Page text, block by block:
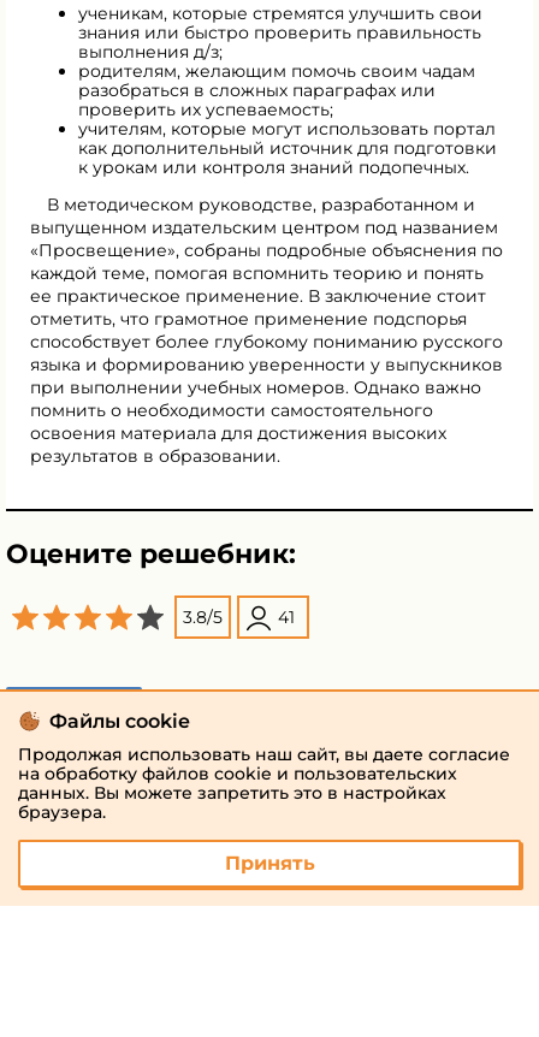
ученикам, которые стремятся улучшить свои
знания или быстро проверить правильность
выполнения д/з;
родителям, желающим помочь своим чадам
разобраться в сложных параграфах или
проверить их успеваемость;
учителям, которые могут использовать портал
как дополнительный источник для подготовки
к урокам или контроля знаний подопечных.
В методическом руководстве, разработанном и
выпущенном издательским центром под названием
«Просвещение», собраны подробные объяснения по
каждой теме, помогая вспомнить теорию и понять
ее практическое применение. В заключение стоит
отметить, что грамотное применение подспорья
способствует более глубокому пониманию русского
языка и формированию уверенности у выпускников
при выполнении учебных номеров. Однако важно
помнить о необходимости самостоятельного
освоения материала для достижения высоких
результатов в образовании.
Оцените решебник:
3.8/5 41
Файлы cookie
Продолжая использовать наш сайт, вы даете согласие
на обработку файлов cookie и пользовательских
данных. Вы можете запретить это в настройках
браузера.
Принять